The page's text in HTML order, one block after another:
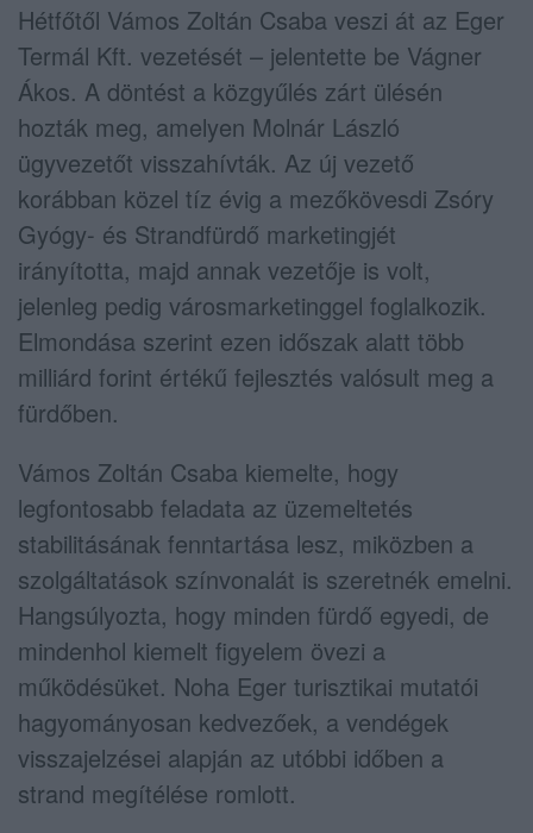
Hétfőtől Vámos Zoltán Csaba veszi át az Eger
Termál Kft. vezetését – jelentette be Vágner
Ákos. A döntést a közgyűlés zárt ülésén
hozták meg, amelyen Molnár László
ügyvezetőt visszahívták. Az új vezető
korábban közel tíz évig a mezőkövesdi Zsóry
Gyógy- és Strandfürdő marketingjét
irányította, majd annak vezetője is volt,
jelenleg pedig városmarketinggel foglalkozik.
Elmondása szerint ezen időszak alatt több
milliárd forint értékű fejlesztés valósult meg a
fürdőben.
Vámos Zoltán Csaba kiemelte, hogy
legfontosabb feladata az üzemeltetés
stabilitásának fenntartása lesz, miközben a
szolgáltatások színvonalát is szeretnék emelni.
Hangsúlyozta, hogy minden fürdő egyedi, de
mindenhol kiemelt figyelem övezi a
működésüket. Noha Eger turisztikai mutatói
hagyományosan kedvezőek, a vendégek
visszajelzései alapján az utóbbi időben a
strand megítélése romlott.